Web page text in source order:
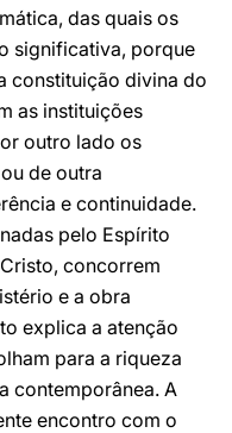
das quais os
significativa, porque
constituição divina do
as instituições
outro lado os
de outra
e continuidade.
pelo Espírito
concorrem
e a obra
explica a atenção
para a riqueza
contemporânea. A
encontro com o